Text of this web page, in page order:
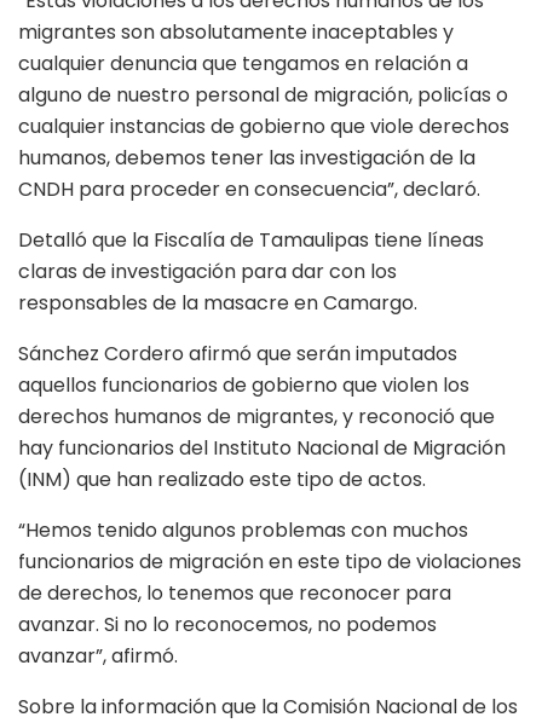
migrantes son absolutamente inaceptables y
cualquier denuncia que tengamos en relación a
alguno de nuestro personal de migración, policías o
cualquier instancias de gobierno que viole derechos
humanos, debemos tener las investigación de la
CNDH para proceder en consecuencia”, declaró.
Detalló que la Fiscalía de Tamaulipas tiene líneas
claras de investigación para dar con los
responsables de la masacre en Camargo.
Sánchez Cordero afirmó que serán imputados
aquellos funcionarios de gobierno que violen los
derechos humanos de migrantes, y reconoció que
hay funcionarios del Instituto Nacional de Migración
(INM) que han realizado este tipo de actos.
“Hemos tenido algunos problemas con muchos
funcionarios de migración en este tipo de violaciones
de derechos, lo tenemos que reconocer para
avanzar. Si no lo reconocemos, no podemos
avanzar”, afirmó.
Sobre la información que la Comisión Nacional de los